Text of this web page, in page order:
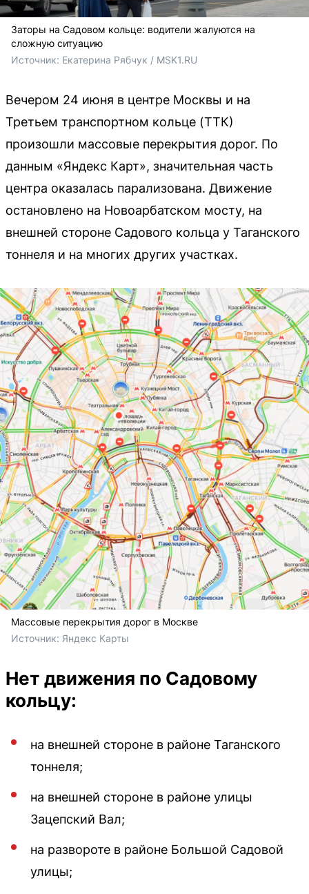
Заторы на Садовом кольце: водители жалуются на
сложную ситуацию
Источник: Екатерина Рябчук / MSK1.RU
Вечером 24 июня в центре Москвы и на
Третьем транспортном кольце (ТТК)
произошли массовые перекрытия дорог. По
данным «Яндекс Карт», значительная часть
центра оказалась парализована. Движение
остановлено на Новоарбатском мосту, на
внешней стороне Садового кольца у Таганского
тоннеля и на многих других участках.
Массовые перекрытия дорог в Москве
Источник: Яндекс Карты
Нет движения по Садовому
кольцу:
на внешней стороне в районе Таганского
тоннеля;
на внешней стороне в районе улицы
Зацепский Вал;
на развороте в районе Большой Садовой
улицы;